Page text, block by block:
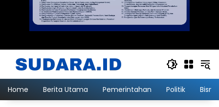
Home Berita Utama Pemerintahan Politik